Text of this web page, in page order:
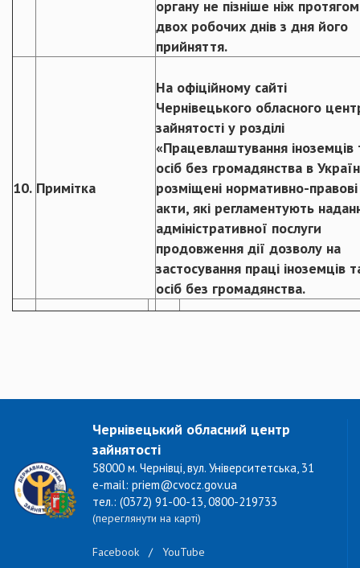
органу не пізніше ніж протягом
двох робочих днів з дня його
прийняття.
10. Примітка
На офіційному сайті
Чернівецького обласного
зайнятості у розділі
«Працевлаштування іноземців
осіб без громадянства в
розміщені нормативно-правові
акти, які регламентують
адміністративної послуги
продовження дії дозволу на
застосування праці іноземців
осіб без громадянства.
Чернівецький обласний центр
зайнятості
58000 м. Чернівці, вул. Університетська, 31
e-mail: priem@cvocz.gov.ua
тел.: (0372) 91-00-13, 0800-219733
(переглянути на карті)
Facebook / YouTube